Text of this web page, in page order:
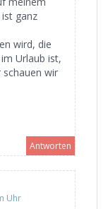
ganz
wird, die
Urlaub ist,
wir
Antworten
Uhr